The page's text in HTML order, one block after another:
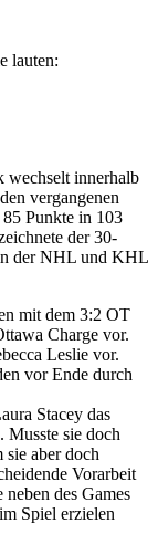
lauten:
wechselt innerhalb
vergangenen
Punkte in 103
der 30-
der NHL und KHL
mit dem 3:2 OT
Charge vor.
Leslie vor.
vor Ende durch
Stacey das
Musste sie doch
aber doch
Vorarbeit
des Games
Spiel erzielen